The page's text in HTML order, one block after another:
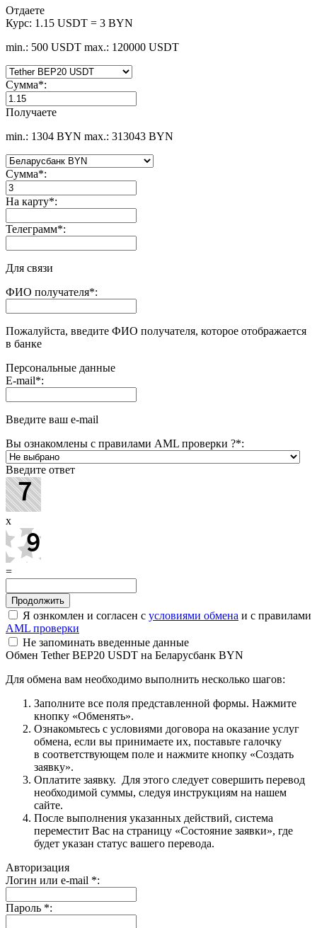
Отдаете
Курс: 1.15 USDT = 3 BYN
min.: 500 USDT max.: 120000 USDT
Сумма*:
Получаете
min.: 1304 BYN max.: 313043 BYN
Сумма*:
На карту*:
Телеграмм*:
Для связи
ФИО получателя*:
Пожалуйста, введите ФИО получателя, которое отображается
в банке
Персональные данные
E-mail*:
Введите ваш e-mail
Вы ознакомлены с правилами AML проверки ?*:
Введите ответ
x
=
Я ознкомлен и согласен с условиями обмена и с правилами
AML проверки
Не запоминать введенные данные
Обмен Tether BEP20 USDT на Беларусбанк BYN
Для обмена вам необходимо выполнить несколько шагов:
Заполните все поля представленной формы. Нажмите
кнопку «Обменять».
Ознакомьтесь с условиями договора на оказание услуг
обмена, если вы принимаете их, поставьте галочку
в соответствующем поле и нажмите кнопку «Создать
заявку».
Оплатите заявку. Для этого следует совершить перевод
необходимой суммы, следуя инструкциям на нашем
сайте.
После выполнения указанных действий, система
переместит Вас на страницу «Состояние заявки», где
будет указан статус вашего перевода.
Авторизация
Логин или e-mail *:
Пароль *: